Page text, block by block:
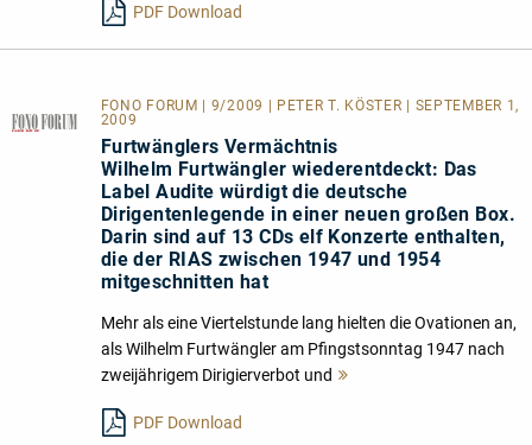
PDF Download
FONO FORUM | 9/2009 | PETER T. KÖSTER | SEPTEMBER 1,
2009
Furtwänglers Vermächtnis
Wilhelm Furtwängler wiederentdeckt: Das
Label Audite würdigt die deutsche
Dirigentenlegende in einer neuen großen Box.
Darin sind auf 13 CDs elf Konzerte enthalten,
die der RIAS zwischen 1947 und 1954
mitgeschnitten hat
Mehr als eine Viertelstunde lang hielten die Ovationen an,
als Wilhelm Furtwängler am Pfingstsonntag 1947 nach
zweijährigem Dirigierverbot und
PDF Download